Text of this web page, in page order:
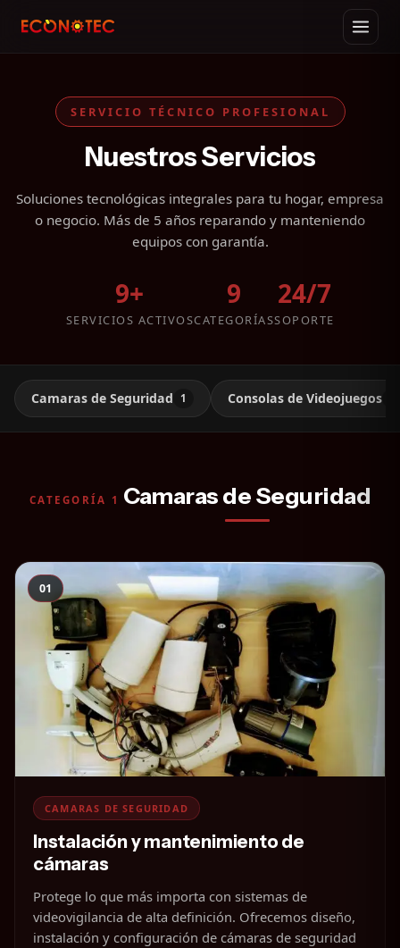
SERVICIO TÉCNICO PROFESIONAL
Nuestros Servicios
Soluciones tecnológicas integrales para tu hogar, empresa
o negocio. Más de 5 años reparando y manteniendo
equipos con garantía.
9+
SERVICIOS ACTIVOS
9
CATEGORÍAS
24/7
SOPORTE
Camaras de Seguridad 1 Consolas de Videojuegos
CATEGORÍA 1 Camaras de Seguridad
01
CAMARAS DE SEGURIDAD
Instalación y mantenimiento de
cámaras
Protege lo que más importa con sistemas de
videovigilancia de alta definición. Ofrecemos diseño,
instalación y configuración de cámaras de seguridad